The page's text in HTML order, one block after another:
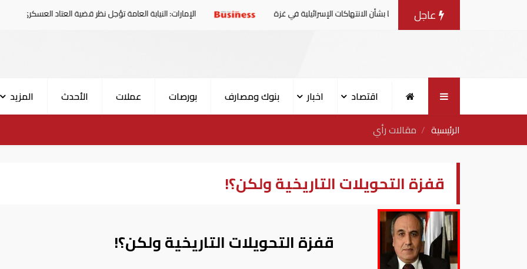
عاجل
يصدرون بيانا مشتركا بشأن الانتهاكات الإسرائيلية في غزة الإمارات: النيابة العامة تؤجل نظر قضية العتاد العسكري للسودان
اقتصاد اخبار بنوك ومصارف بورصات عملات الأحدث
المزيد
الرئيسية
مقالات رأي
قفزة التحويلات التاريخية ولكن؟!
قفزة التحويلات التاريخية ولكن؟!